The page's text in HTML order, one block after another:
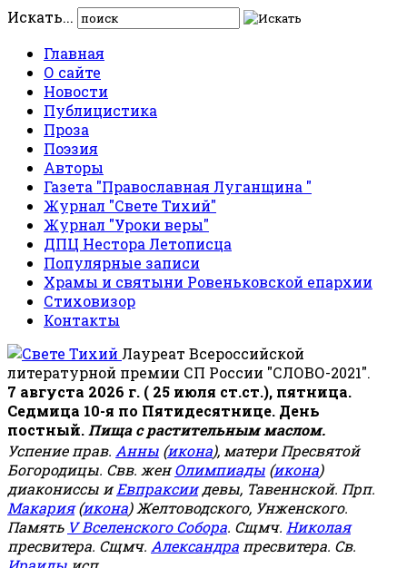
Искать...
Главная
О сайте
Новости
Публицистика
Проза
Поэзия
Авторы
Газета "Православная Луганщина "
Журнал "Свете Тихий"
Журнал "Уроки веры"
ДПЦ Нестора Летописца
Популярные записи
Храмы и святыни Ровеньковской епархии
Стиховизор
Контакты
Лауреат Всероссийской
литературной премии СП России "СЛОВО-2021".
7 августа 2026 г. ( 25 июля ст.ст.), пятница.
Седмица 10-я по Пятидесятнице. День
постный. Пища с растительным маслом.
Успение прав. Анны (икона), матери Пресвятой
Богородицы. Свв. женОлимпиады (икона)
диакониссы иЕвпраксиидевы, Тавеннской. Прп.
Макария(икона) Желтоводского, Унженского.
Память V Вселенского Собора. Сщмч. Николая
пресвитера. Сщмч. Александра пресвитера. Св.